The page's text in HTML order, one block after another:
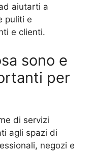
aiutarti a
puliti e
e clienti.
sono e
per
di servizi
agli spazi di
negozi e